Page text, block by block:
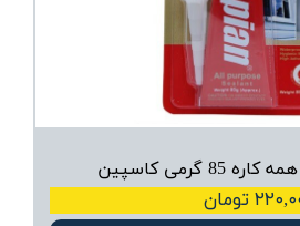
گرمی کاسپین
تومان